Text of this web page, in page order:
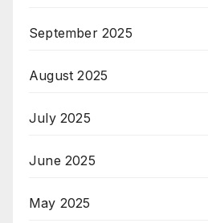
September 2025
August 2025
July 2025
June 2025
May 2025